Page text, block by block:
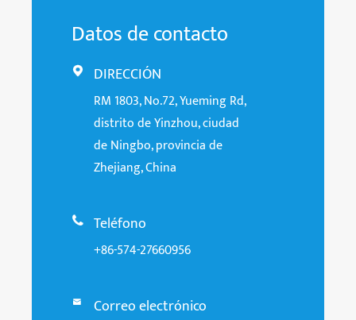
Datos de contacto
 DIRECCIÓN
RM 1803, No.72, Yueming Rd,
distrito de Yinzhou, ciudad
de Ningbo, provincia de
Zhejiang, China
 Teléfono
+86-574-27660956
 Correo electrónico